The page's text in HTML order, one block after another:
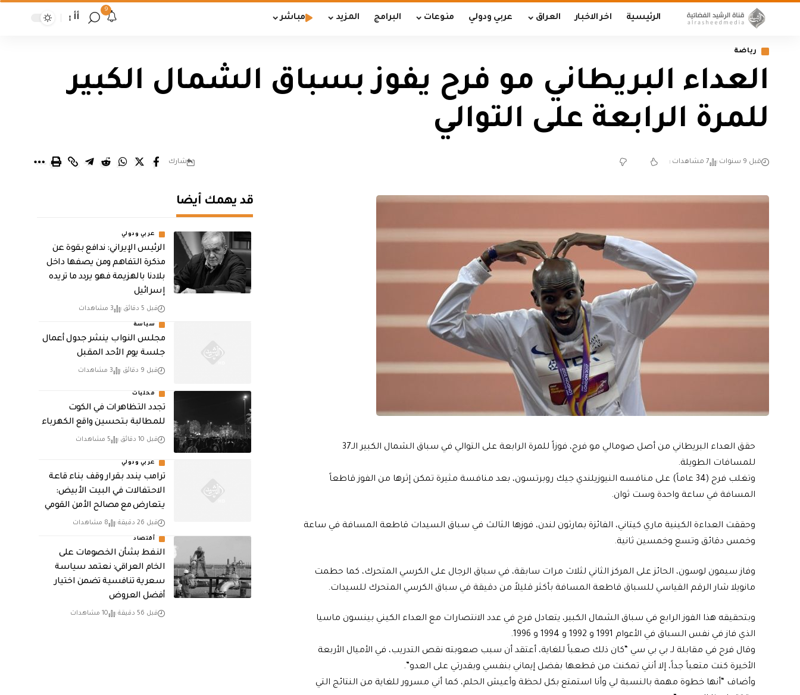
الرئيسية اخر الاخبار العراق عربي ودولي منوعات البرامج المزيد مباشر
9
أأ
رياضة
العداء البريطاني مو فرح يفوز بسباق الشمال الكبير
للمرة الرابعة على التوالي
قبل 9 سنوات 7 مشاهدات شارك
حقق العداء البريطاني من أصل صومالي مو فرح، فوزاً للمرة الرابعة على التوالي في سباق الشمال الكبير الـ37
للمسافات الطويلة.
وتغلب فرح (34 عاماً) على منافسه النيوزيلندي جيك روبرتسون، بعد منافسة مثيرة تمكن إثرها من الفوز قاطعاً
المسافة في ساعة واحدة وست ثوان.
وحققت العداءة الكينية ماري كيتاني، الفائزة بمارثون لندن، فوزها الثالث في سباق السيدات قاطعة المسافة في ساعة
وخمس دقائق وتسع وخمسين ثانية.
وفاز سيمون لوسون، الحائز على المركز الثاني لثلاث مرات سابقة، في سباق الرجال على الكرسي المتحرك، كما حطمت
مانويلا شار الرقم القياسي للسباق قاطعة المسافة بأكثر قليلاً من دقيقة في سباق الكرسي المتحرك للسيدات.
وبتحقيقه هذا الفوز الرابع في سباق الشمال الكبير، يتعادل فرح في عدد الانتصارات مع العداء الكيني بينسون ماسيا
الذي فاز في نفس السباق في الأعوام 1991 و 1992 و 1994 و 1996.
وقال فرح في مقابلة لـ بي بي سي “كان ذلك صعباً للغاية، أعتقد أن سبب صعوبته نقص التدريب، في الأميال الأربعة
الأخيرة كنت متعباً جداً، إلا أنني تمكنت من قطعها بفضل إيماني بنفسي وبقدرتي على العدو”.
وأضاف “أنها خطوة مهمة بالنسبة لي وأنا استمتع بكل لحظة وأعيش الحلم، كما أني مسرور للغاية من النتائج التي
قد يهمك أيضا
عربي ودولي
الرئيس الإيراني: ندافع بقوة عن
مذكرة التفاهم ومن يصفها داخل
بلادنا بالهزيمة فهو يردد ما تريده
إسرائيل
قبل 5 دقائق 3 مشاهدات
سياسة
مجلس النواب ينشر جدول أعمال
جلسة يوم الأحد المقبل
قبل 9 دقائق 3 مشاهدات
محليات
تجدد التظاهرات في الكوت
للمطالبة بتحسين واقع الكهرباء
قبل 10 دقائق 5 مشاهدات
عربي ودولي
ترامب يندد بقرار وقف بناء قاعة
الاحتفالات في البيت الأبيض:
يتعارض مع مصالح الأمن القومي
قبل 26 دقيقة 8 مشاهدات
أقتصاد
النفط بشأن الخصومات على
الخام العراقي: نعتمد سياسة
سعرية تنافسية تضمن اختيار
أفضل العروض
قبل 56 دقيقة 10 مشاهدات